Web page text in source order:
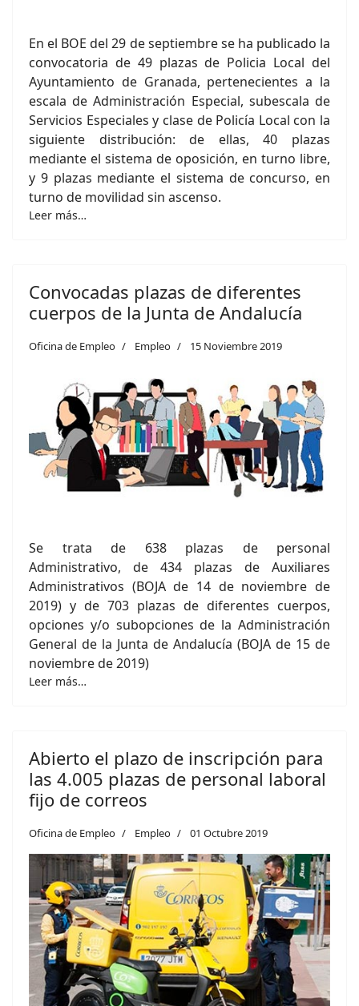
En el BOE del 29 de septiembre se ha publicado la
convocatoria de 49 plazas de Policia Local del
Ayuntamiento de Granada, pertenecientes a la
escala de Administración Especial, subescala de
Servicios Especiales y clase de Policía Local con la
siguiente distribución: de ellas, 40 plazas
mediante el sistema de oposición, en turno libre,
y 9 plazas mediante el sistema de concurso, en
turno de movilidad sin ascenso.
Leer más…
Convocadas plazas de diferentes
cuerpos de la Junta de Andalucía
Oficina de Empleo Empleo 15 Noviembre 2019
Se trata de 638 plazas de personal
Administrativo, de 434 plazas de Auxiliares
Administrativos (BOJA de 14 de noviembre de
2019) y de 703 plazas de diferentes cuerpos,
opciones y/o subopciones de la Administración
General de la Junta de Andalucía (BOJA de 15 de
noviembre de 2019)
Leer más…
Abierto el plazo de inscripción para
las 4.005 plazas de personal laboral
fijo de correos
Oficina de Empleo Empleo 01 Octubre 2019